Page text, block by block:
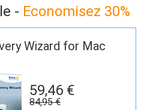
- Economisez 30%
Wizard for Mac
59,46 €
84,95 €